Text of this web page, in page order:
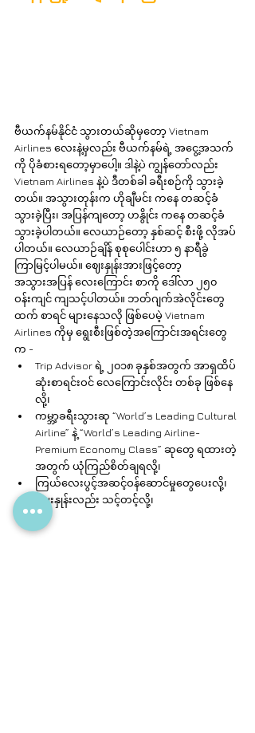
ဗီယက်နမ်နိုင်ငံ သွားတယ်ဆိုမှတော့ Vietnam
Airlines လေးနဲ့မှလည်း ဗီယက်နမ်ရဲ့ အငွေ့အသက်
ကို ပိုခံစားရတော့မှာပေါ့။ ဒါနဲ့ပဲ ကျွန်တော်လည်း
Vietnam Airlines နဲ့ပဲ ဒီတစ်ခါ ခရီးစဉ်ကို သွားခဲ့
တယ်။ အသွားတုန်းက ဟိုချီမင်း ကနေ တဆင့်ခံ
သွားခဲ့ပြီး၊ အပြန်ကျတော့ ဟနွိုင်း ကနေ တဆင့်ခံ
သွားခဲ့ပါတယ်။ လေယာဉ်တော့ နှစ်ဆင့် စီးဖို့ လိုအပ်
ပါတယ်။ လေယာဉ်ချိန် စုစုပေါင်းဟာ ၅ နာရီခွဲ
ကြာမြင့်ပါမယ်။ ဈေးနှုန်းအားဖြင့်တော့
အသွားအပြန် လေးကြောင်း စာကို ဒေါ်လာ ၂၅၀
ဝန်းကျင် ကျသင့်ပါတယ်။ ဘတ်ဂျက်အဲလိုင်းတွေ
ထက် စာရင် များနေသလို ဖြစ်ပေမဲ့ Vietnam
Airlines ကိုမှ ရွေးစီးဖြစ်တဲ့အကြောင်းအရင်းတွေ
က -
Trip Advisor ရဲ့ ၂၀၁၈ ခုနှစ်အတွက် အာရှထိပ်
ဆုံးစာရင်းဝင် လေကြောင်းလိုင်း တစ်ခု ဖြစ်နေ
လို့၊
ကမ္ဘာ့ခရီးသွားဆု “World’s Leading Cultural
Airline” နဲ့ “World’s Leading Airline-
Premium Economy Class” ဆုတွေ ရထားတဲ့
အတွက် ယုံကြည်စိတ်ချရလို့၊
ကြယ်လေးပွင့်အဆင့်ဝန်ဆောင်မှုတွေပေးလို့၊
ဈေးနှုန်းလည်း သင့်တင့်လို့၊